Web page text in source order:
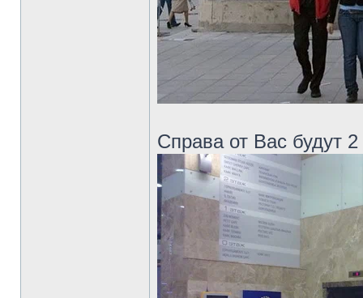
Справа от Вас будут